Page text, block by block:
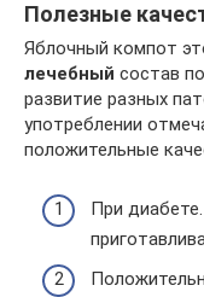
Полезные
Яблочный компот
лечебный состав
развитие разных
употреблении
положительные
При